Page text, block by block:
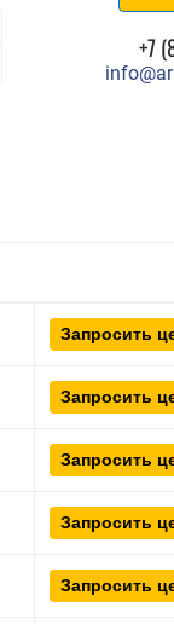
+7
Запросить
Запросить
Запросить
Запросить
Запросить